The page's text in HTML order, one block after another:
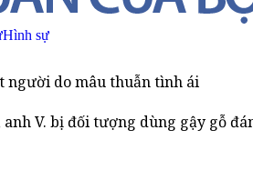
Hình sự
người do mâu thuẫn tình ái
V. bị đối tượng dùng gậy gỗ